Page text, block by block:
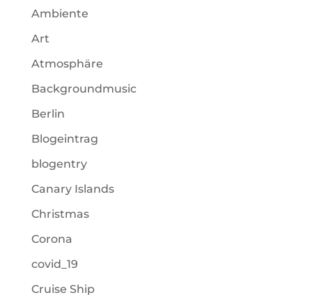
Ambiente
Art
Atmosphäre
Backgroundmusic
Berlin
Blogeintrag
blogentry
Canary Islands
Christmas
Corona
covid_19
Cruise Ship